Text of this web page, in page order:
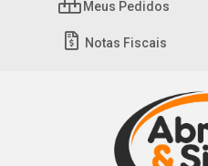
Meus Pedidos
Notas Fiscais